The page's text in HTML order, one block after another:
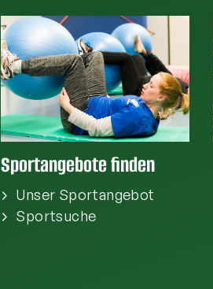
Sportangebote finden
Unser Sportangebot
Sportsuche